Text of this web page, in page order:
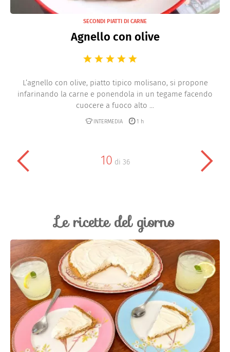
SECONDI PIATTI DI CARNE
Agnello con olive
L’agnello con olive, piatto tipico molisano, si propone
infarinando la carne e ponendola in un tegame facendo
cuocere a fuoco alto ...
INTERMEDIA 1 h
10 di 36
Le ricette del giorno